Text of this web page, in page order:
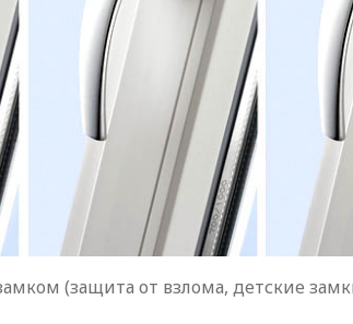
(защита от взлома, детские